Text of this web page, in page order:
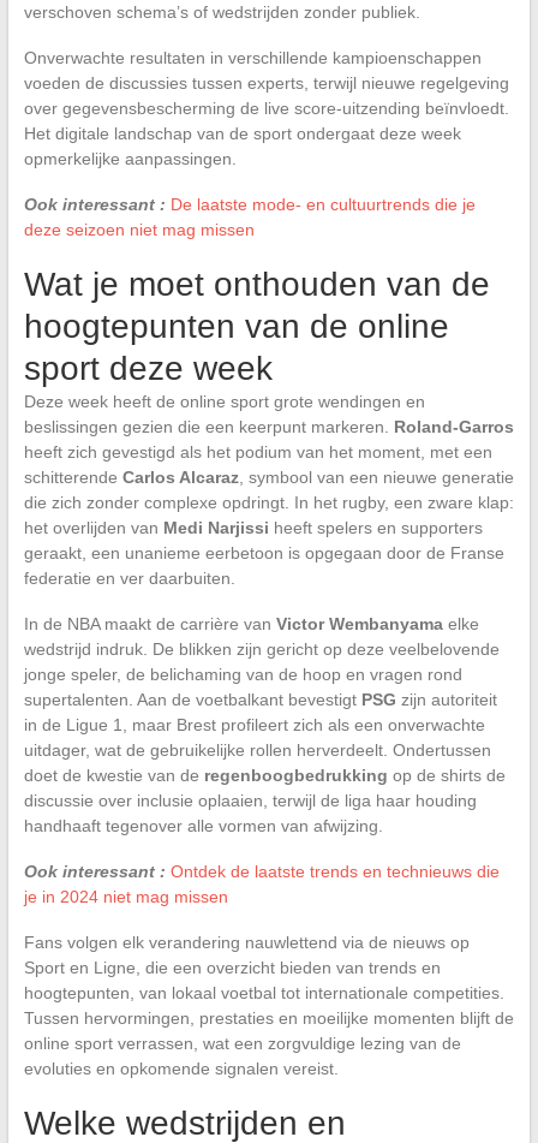
verschoven schema’s of wedstrijden zonder publiek.
Onverwachte resultaten in verschillende kampioenschappen
voeden de discussies tussen experts, terwijl nieuwe regelgeving
over gegevensbescherming de live score-uitzending beïnvloedt.
Het digitale landschap van de sport ondergaat deze week
opmerkelijke aanpassingen.
Ook interessant : De laatste mode- en cultuurtrends die je
deze seizoen niet mag missen
Wat je moet onthouden van de
hoogtepunten van de online
sport deze week
Deze week heeft de online sport grote wendingen en
beslissingen gezien die een keerpunt markeren. Roland-Garros
heeft zich gevestigd als het podium van het moment, met een
schitterende Carlos Alcaraz, symbool van een nieuwe generatie
die zich zonder complexe opdringt. In het rugby, een zware klap:
het overlijden van Medi Narjissi heeft spelers en supporters
geraakt, een unanieme eerbetoon is opgegaan door de Franse
federatie en ver daarbuiten.
In de NBA maakt de carrière van Victor Wembanyamaelke
wedstrijd indruk. De blikken zijn gericht op deze veelbelovende
jonge speler, de belichaming van de hoop en vragen rond
supertalenten. Aan de voetbalkant bevestigt PSG zijn autoriteit
in de Ligue 1, maar Brest profileert zich als een onverwachte
uitdager, wat de gebruikelijke rollen herverdeelt. Ondertussen
doet de kwestie van de regenboogbedrukking op de shirts de
discussie over inclusie oplaaien, terwijl de liga haar houding
handhaaft tegenover alle vormen van afwijzing.
Ook interessant : Ontdek de laatste trends en technieuws die
je in 2024 niet mag missen
Fans volgen elk verandering nauwlettend via de nieuws op
Sport en Ligne, die een overzicht bieden van trends en
hoogtepunten, van lokaal voetbal tot internationale competities.
Tussen hervormingen, prestaties en moeilijke momenten blijft de
online sport verrassen, wat een zorgvuldige lezing van de
evoluties en opkomende signalen vereist.
Welke wedstrijden en